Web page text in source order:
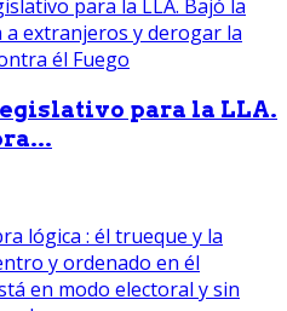
para la LLA.